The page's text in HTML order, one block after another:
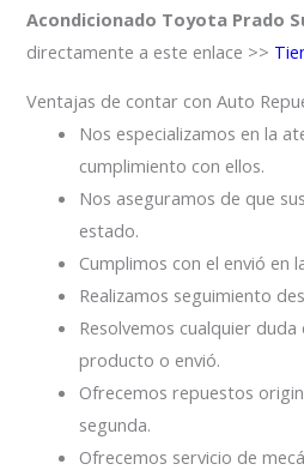
Acondicionado Toyota Prado
directamente a este enlace >>
Ventajas de contar con Auto
Nos especializamos en la
cumplimiento con ellos.
Nos aseguramos de que
estado.
Cumplimos con el envió en
Realizamos seguimiento
Resolvemos cualquier
producto o envió.
Ofrecemos repuestos
segunda.
Ofrecemos servicio de